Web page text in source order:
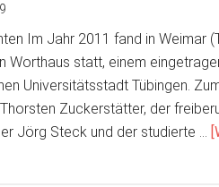
Im Jahr 2011 fand in Weimar
Worthaus statt, einem
Universitätsstadt Tübingen.
Zuckerstätter, der
Jörg Steck und der studierte …